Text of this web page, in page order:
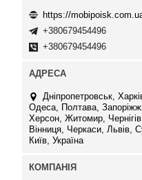
https://
+380679454496
+380679454496
Дніпропетровськ,
Одеса, Полтава,
Херсон, Житомир,
Вінниця, Черкаси, Львів,
Київ, Україна